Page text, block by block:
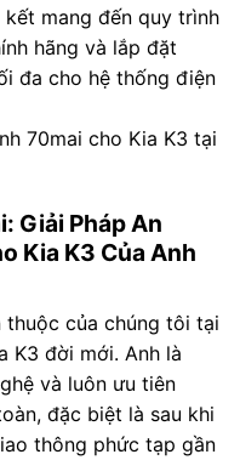
mang đến quy trình
hãng và lắp đặt
đa cho hệ thống điện
Giải Pháp An
Kia K3 Của Anh
thuộc của chúng tôi tại
K3 đời mới. Anh là
và luôn ưu tiên
đặc biệt là sau khi
thông phức tạp gần